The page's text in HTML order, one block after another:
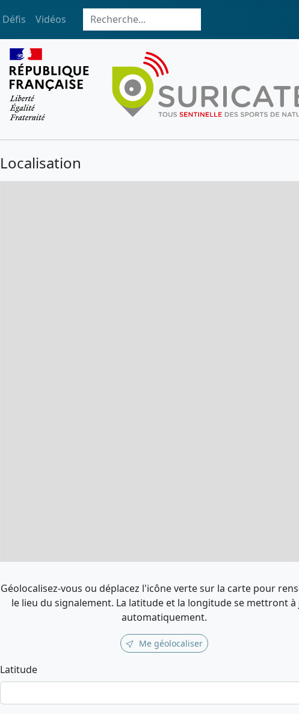
Défis Vidéos
Localisation
Géolocalisez-vous ou déplacez l'icône verte sur la carte pour
le lieu du signalement. La latitude et la longitude se mettront
automatiquement.
Me géolocaliser
Latitude